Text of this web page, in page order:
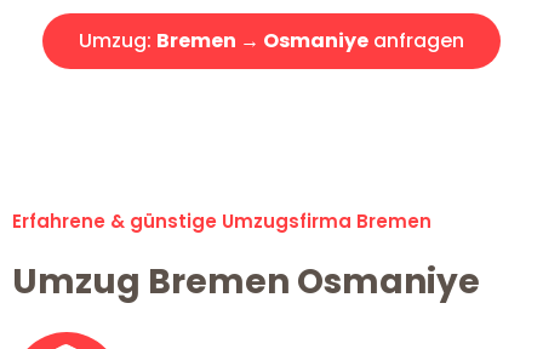
Umzug: Bremen → Osmaniye anfragen
Erfahrene & günstige Umzugsfirma Bremen
Umzug Bremen Osmaniye